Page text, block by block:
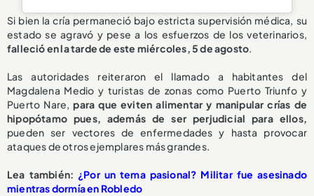
Si bien la cría permaneció bajo estricta supervisión médica, su
estado se agravó y pese a los esfuerzos de los veterinarios,
falleció en la tarde de este miércoles, 5 de agosto.
Las autoridades reiteraron el llamado a habitantes del
Magdalena Medio y turistas de zonas como Puerto Triunfo y
Puerto Nare, para que eviten alimentar y manipular crías de
hipopótamo pues, además de ser perjudicial para ellos,
pueden ser vectores de enfermedades y hasta provocar
ataques de otros ejemplares más grandes.
Lea también: ¿Por un tema pasional? Militar fue asesinado
mientras dormía en Robledo